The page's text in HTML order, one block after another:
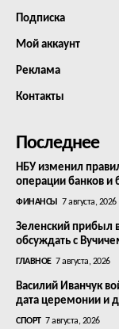
Подписка
Мой аккаунт
Реклама
Контакты
Последнее
НБУ изменил
операции банков и
ФИНАНСЫ 7 августа, 2026
Зеленский прибыл
обсуждать с
ГЛАВНОЕ 7 августа, 2026
Василий Иванчук
дата церемонии и
СПОРТ 7 августа, 2026